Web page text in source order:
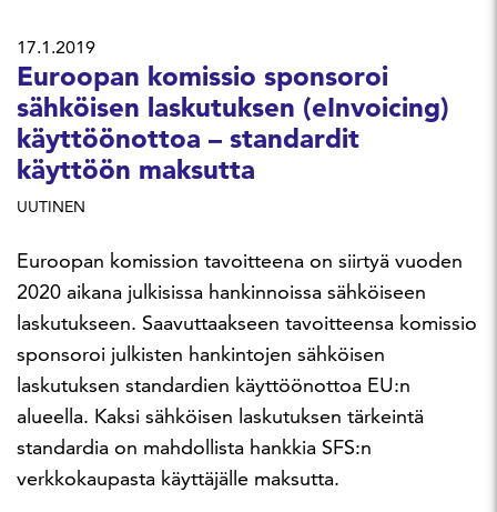
17.1.2019
Euroopan komissio sponsoroi
sähköisen laskutuksen (eInvoicing)
käyttöönottoa – standardit
käyttöön maksutta
UUTINEN
Euroopan komission tavoitteena on siirtyä vuoden
2020 aikana julkisissa hankinnoissa sähköiseen
laskutukseen. Saavuttaakseen tavoitteensa komissio
sponsoroi julkisten hankintojen sähköisen
laskutuksen standardien käyttöönottoa EU:n
alueella. Kaksi sähköisen laskutuksen tärkeintä
standardia on mahdollista hankkia SFS:n
verkkokaupasta käyttäjälle maksutta.